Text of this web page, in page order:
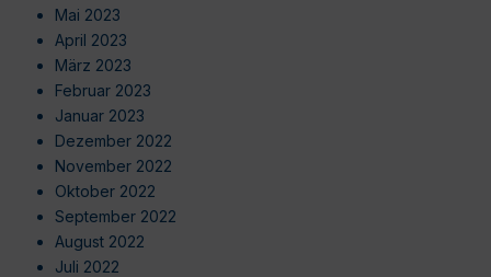
Mai 2023
April 2023
März 2023
Februar 2023
Januar 2023
Dezember 2022
November 2022
Oktober 2022
September 2022
August 2022
Juli 2022